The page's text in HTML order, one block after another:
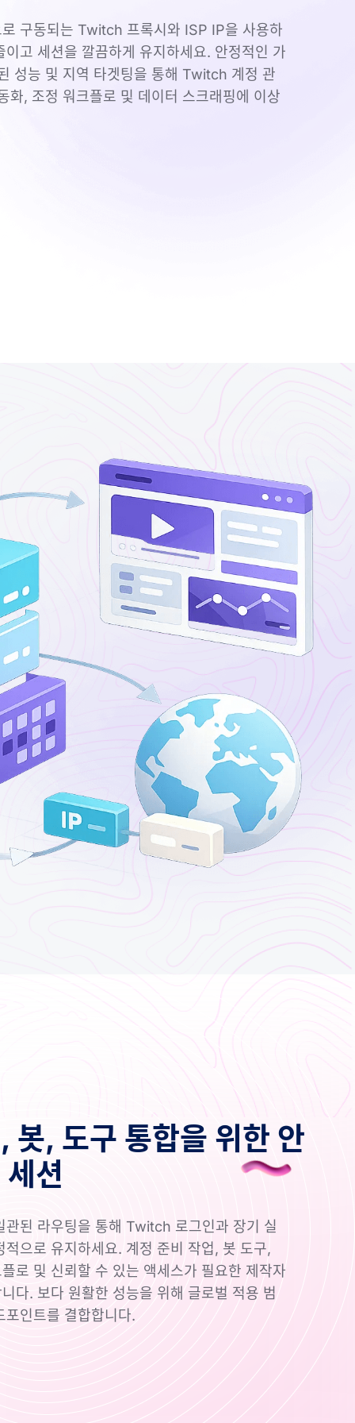
구동되는 Twitch 프록시와 ISP IP을 사용하
이고 세션을 깔끔하게 유지하세요. 안정적인 가
성능 및 지역 타겟팅을 통해 Twitch 계정 관
화, 조정 워크플로 및 데이터 스크래핑에 이상
봇, 도구 통합을 위한 안
션
관된 라우팅을 통해 Twitch 로그인과 장기 실
적으로 유지하세요. 계정 준비 작업, 봇 도구,
로 및 신뢰할 수 있는 액세스가 필요한 제작자
다. 보다 원활한 성능을 위해 글로벌 적용 범
포인트를 결합합니다.